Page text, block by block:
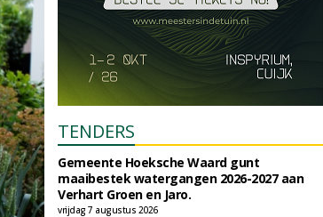
TENDERS
Gemeente Hoeksche Waard gunt
maaibestek watergangen 2026-2027 aan
Verhart Groen en Jaro.
vrijdag 7 augustus 2026